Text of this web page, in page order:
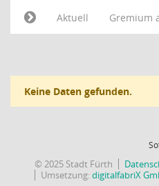
Aktuell
Gremium
Keine Daten gefunden.
© 2025 Stadt Fürth
Umsetzung:digitalfabriX